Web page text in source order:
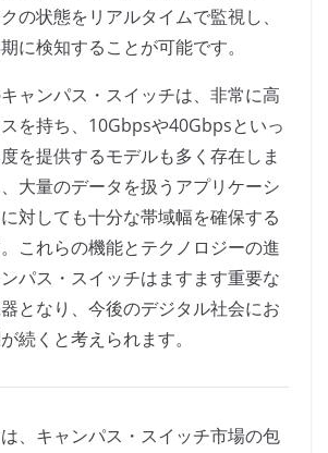
の状態をリアルタイムで監視し、
に検知することが可能です。
ャンパス・スイッチは、非常に高
を持ち、10Gbpsや40Gbpsといっ
を提供するモデルも多く存在しま
大量のデータを扱うアプリケーシ
対しても十分な帯域幅を確保する
これらの機能とテクノロジーの進
パス・スイッチはますます重要な
となり、今後のデジタル社会にお
続くと考えられます。
、キャンパス・スイッチ市場の包